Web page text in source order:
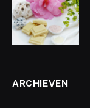
ARCHIEVEN